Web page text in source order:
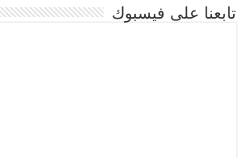
تابعنا على فيسبوك